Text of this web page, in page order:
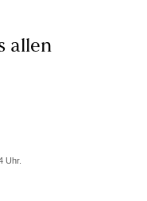
allen
Uhr.